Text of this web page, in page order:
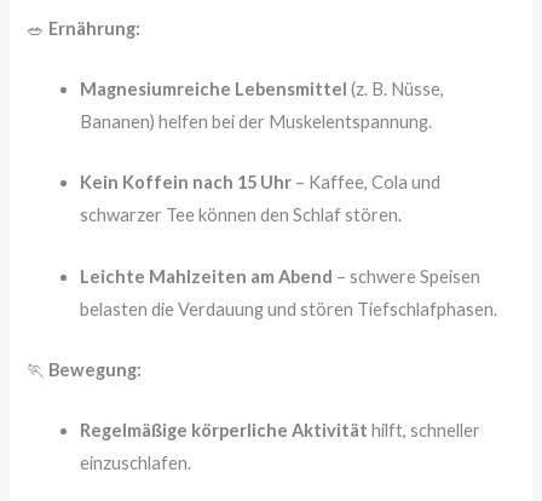
🥗 Ernährung:
Magnesiumreiche Lebensmittel (z. B. Nüsse,
Bananen) helfen bei der Muskelentspannung.
Kein Koffein nach 15 Uhr – Kaffee, Cola und
schwarzer Tee können den Schlaf stören.
Leichte Mahlzeiten am Abend – schwere Speisen
belasten die Verdauung und stören Tiefschlafphasen.
🏃 Bewegung:
Regelmäßige körperliche Aktivität hilft, schneller
einzuschlafen.